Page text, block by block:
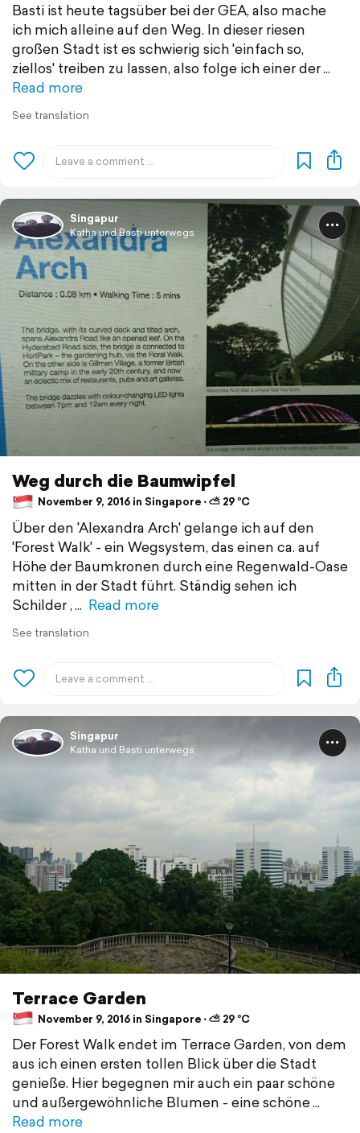
Basti ist heute tagsüber bei der GEA, also mache
ich mich alleine auf den Weg. In dieser riesen
großen Stadt ist es schwierig sich 'einfach so,
ziellos' treiben zu lassen, also folge ich einer der
Read more
See translation
Singapur
Katha und Basti unterwegs
Weg durch die Baumwipfel
November 9, 2016 in Singapore ⋅ ⛅ 29 °C
Über den 'Alexandra Arch' gelange ich auf den
'Forest Walk' - ein Wegsystem, das einen ca. auf
Höhe der Baumkronen durch eine Regenwald-Oase
mitten in der Stadt führt. Ständig sehen ich
Schilder ,
Read more
See translation
Singapur
Katha und Basti unterwegs
Terrace Garden
November 9, 2016 in Singapore ⋅ ⛅ 29 °C
Der Forest Walk endet im Terrace Garden, von dem
aus ich einen ersten tollen Blick über die Stadt
genieße. Hier begegnen mir auch ein paar schöne
und außergewöhnliche Blumen - eine schöne
Read more